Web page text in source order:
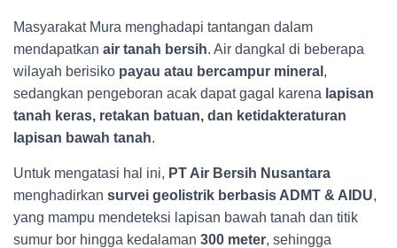
Masyarakat Mura menghadapi tantangan dalam
mendapatkan air tanah bersih. Air dangkal di beberapa
wilayah berisiko payau atau bercampur mineral ,
sedangkan pengeboran acak dapat gagal karena lapisan
tanah keras, retakan batuan, dan ketidakteraturan
lapisan bawah tanah.
Untuk mengatasi hal ini, PT Air Bersih Nusantara
menghadirkan survei geolistrik berbasis ADMT & AIDU,
yang mampu mendeteksi lapisan bawah tanah dan titik
sumur bor hingga kedalaman 300 meter, sehingga